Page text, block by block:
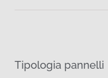
Tipologia pannelli